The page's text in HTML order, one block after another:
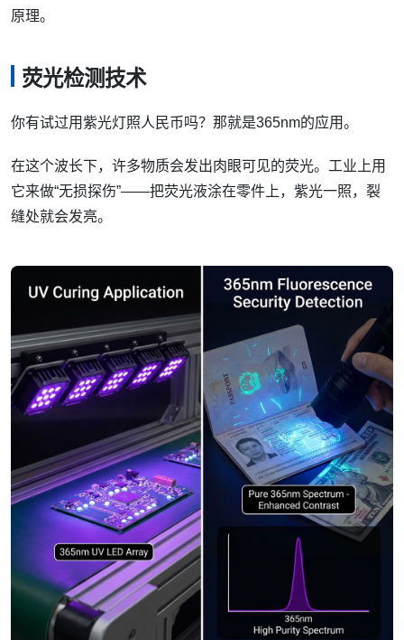
原理。
荧光检测技术
你有试过用紫光灯照人民币吗？那就是365nm的应用。
在这个波长下，许多物质会发出肉眼可见的荧光。工业上用
它来做“无损探伤”——把荧光液涂在零件上，紫光一照，裂
缝处就会发亮。